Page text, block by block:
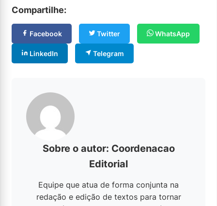
Compartilhe:
Facebook Twitter WhatsApp
LinkedIn Telegram
Sobre o autor: Coordenacao
Editorial
Equipe que atua de forma conjunta na
redação e edição de textos para tornar